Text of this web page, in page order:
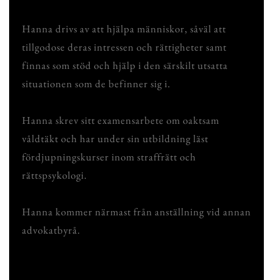
Hanna drivs av att hjälpa människor, såväl att
tillgodose deras intressen och rättigheter samt
finnas som stöd och hjälp i den särskilt utsatta
situationen som de befinner sig i.
Hanna skrev sitt examensarbete om oaktsam
våldtäkt och har under sin utbildning läst
fördjupningskurser inom straffrätt och
rättspsykologi.
Hanna kommer närmast från anställning vid annan
advokatbyrå.